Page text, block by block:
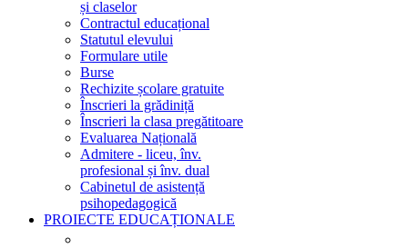
și claselor
Contractul educațional
Statutul elevului
Formulare utile
Burse
Rechizite școlare gratuite
Înscrieri la grădiniță
Înscrieri la clasa pregătitoare
Evaluarea Națională
Admitere - liceu, înv.
profesional și înv. dual
Cabinetul de asistență
psihopedagogică
PROIECTE EDUCAȚIONALE